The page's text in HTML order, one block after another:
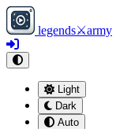
legends⚔army
Light
Dark
Auto